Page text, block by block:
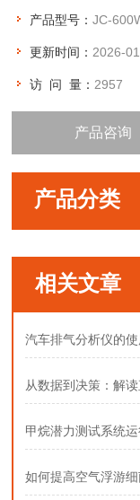
产品型号：JC-
更新时间： 2026-
访 问 量： 2957
产品咨询
产品分类
相关文章
汽车排气分析仪的
从数据到决策：解
甲烷潜力测试系统
如何提高空气浮游